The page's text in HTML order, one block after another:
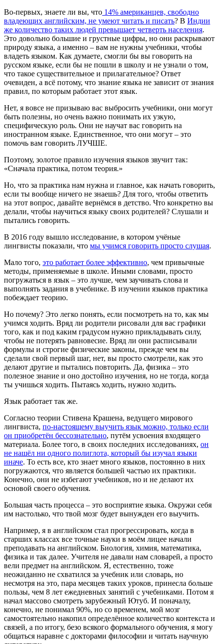
Во-первых, знаете ли вы, что 14% американцев, свободно
владеющих английским, не умеют читать и писать? В Индии
же количество таких людей превышает четверть населения.
Это довольно большие и грустные цифры, но они раскрывают
природу языка, а именно – вам не нужны учебники, чтобы
владеть языком. Как думаете, смогли бы вы говорить на
русском языке, если бы не пошли в школу и не узнали о том,
что такое существительное и прилагательное? Ответ
очевиден, а всё потому, что знание языка не зависит от знания
правил, по которым работает этот язык.
Нет, я вовсе не призываю вас выбросить учебники, они могут
быть полезны, но очень важно понимать их узкую,
специфическую роль. Они не научат вас говорить на
иностранном языке. Единственное, что они могут – это
помочь вам говорить ЛУЧШЕ.
Поэтому, золотое правило изучения языков звучит так:
«Сначала практика, потом теория.»
Но, что за практика нам нужна и главное, как начать говорить,
если ты вообще ничего не знаешь? Для того, чтобы ответить
на этот вопрос, давайте вернёмся в детство. Что конкретно вы
делали, чтобы научиться языку своих родителей? Слушали и
пытались говорить.
В 2016 году вышло исследование, в котором учёные
лингвисты показали, что мы учимся говорить просто слушая.
Мало того, это работает более эффективно, чем привычные
методы, применяемые в школе. Иными словами, просто
погружаться в язык – это лучше, чем заучивать слова и
выполнять задания в учебнике. В изучении языков практика
побеждает теорию.
Но почему? Это легко понять, если посмотреть на то, как мы
учимся ходить. Вряд ли родители рисовали для вас графики
того, как и под каким градусом нужно прикладывать силу,
чтобы не потерять равновесие. Вряд ли они расписывали
формулы и строгие физические законы, прежде чем вы
сделали свой первый шаг, нет, вы просто смотрели, как это
делают другие и пытались повторить. Да, физика – это
полезное знание и оно достойно изучения, но не тогда, когда
ты учишься ходить. Пытаясь ходить, нужно ходить.
Язык работает так же.
Согласно теории Стивена Крашена, ведущего мирового
лингвиста, по-настоящему выучить язык можно, только если
он приобретён бессознательно, путём усвоения входящего
материала. Более того, в своих последних исследованиях, он
не нашёл ни одного полиглота, который бы изучал языки
иначе. То есть все, кто знает много языков, постоянно в них
погружаются, что является большей частью их практики.
Конечно, они не избегают учебников, но и не делают их
основой своего обучения.
Большая часть процесса – это восприятие языка. Окружи себя
им настолько, что твой мозг будет вынужден его выучить.
Например, я в английском стал прогрессировать, когда в
старших классах все точные науки в моём лицее начали
преподавать на английском. Биология, химия, математика,
физика и так далее. Учителя не давали нам словарей, а просто
вели предмет на английском. Я, естественно, тоже
неожиданно не схватился за учебник или словарь, но
несмотря на это, пара месяцев таких уроков, принесла больше
пользы, чем 8 лет ежедневных занятий с учебниками. Потом я
начал массово смотреть зарубежный Ютуб. И поначалу,
конечно, не понимал 90%, но со временем, мой мозг
самостоятельно накопил определённое количество контекста и
связей, а по итогу, безо всякого формального обучения, я могу
общаться наравне с докторами философии и читать научную